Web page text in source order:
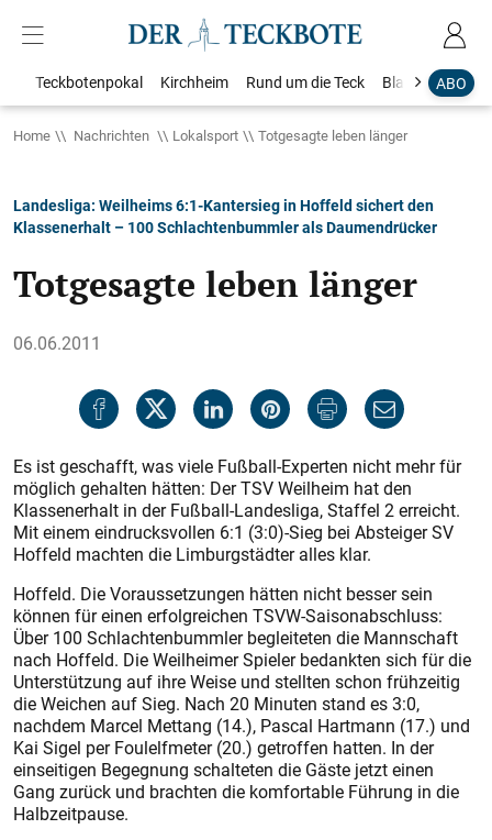
ABO
Teckbotenpokal Kirchheim Rund um die Teck Blaulicht
Home Nachrichten Lokalsport Totgesagte leben länger
Landesliga: Weilheims 6:1-Kantersieg in Hoffeld sichert den
Klassenerhalt – 100 Schlachtenbummler als Daumendrücker
Totgesagte leben länger
06.06.2011
Es ist geschafft, was viele Fußball-Experten nicht mehr für
möglich gehalten hätten: Der TSV Weilheim hat den
Klassenerhalt in der Fußball-Landesliga, Staffel 2 erreicht.
Mit einem eindrucksvollen 6:1 (3:0)-Sieg bei Absteiger SV
Hoffeld machten die Limburgstädter alles klar.
Hoffeld. Die Voraussetzungen hätten nicht besser sein
können für einen erfolgreichen TSVW-Saisonabschluss:
Über 100 Schlachtenbummler begleiteten die Mannschaft
nach Hoffeld. Die Weilheimer Spieler bedankten sich für die
Unterstützung auf ihre Weise und stellten schon frühzeitig
die Weichen auf Sieg. Nach 20 Minuten stand es 3:0,
nachdem Marcel Mettang (14.), Pascal Hartmann (17.) und
Kai Sigel per Foulelfmeter (20.) getroffen hatten. In der
einseitigen Begegnung schalteten die Gäste jetzt einen
Gang zurück und brachten die komfortable Führung in die
Halbzeitpause.